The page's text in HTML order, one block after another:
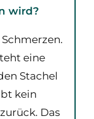
wird?
eine
Stachel
kein
Das